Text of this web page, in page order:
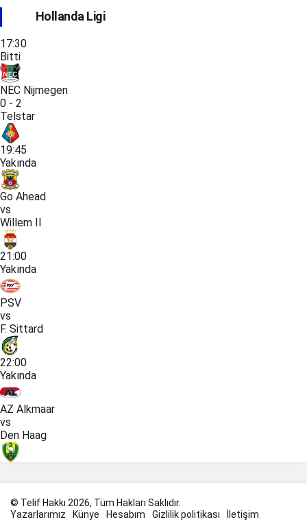
Hollanda Ligi
17:30
Bitti
NEC Nijmegen
0 - 2
Telstar
19:45
Yakında
Go Ahead
vs
Willem II
21:00
Yakında
PSV
vs
F. Sittard
22:00
Yakında
AZ Alkmaar
vs
Den Haag
© Telif Hakkı 2026, Tüm Hakları Saklıdır.
Yazarlarımız
Künye Hesabım Gizlilik politikası İletişim